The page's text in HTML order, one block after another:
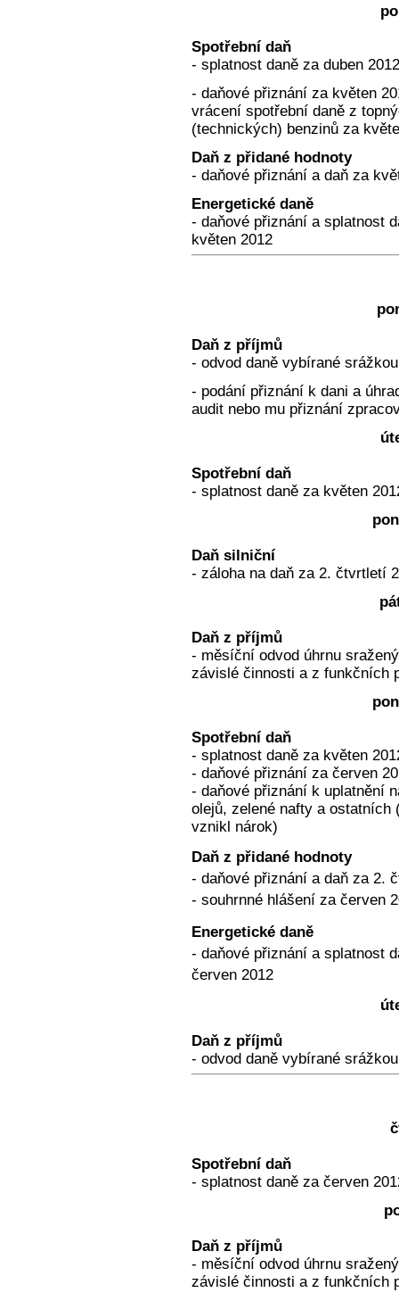
Spotřební daň
- splatnost daně za duben
- daňové přiznání za květen
vrácení spotřební daně z
(technických) benzinů za
Daň z přidané hodnoty
- daňové přiznání a daň za
Energetické daně
- daňové přiznání a splatnost
květen 2012
Daň z příjmů
- odvod daně vybírané
- podání přiznání k dani a
audit nebo mu přiznání
Spotřební daň
- splatnost daně za květen
Daň silniční
- záloha na daň za 2. čtvrtletí
Daň z příjmů
- měsíční odvod úhrnu
závislé činnosti a z funkčních
Spotřební daň
- splatnost daně za květen
- daňové přiznání za červen
- daňové přiznání k uplatnění
olejů, zelené nafty a ostatních
vznikl nárok)
Daň z přidané hodnoty
- daňové přiznání a daň za 2.
- souhrnné hlášení za červen
Energetické daně
- daňové přiznání a splatnost
červen 2012
Daň z příjmů
- odvod daně vybírané
Spotřební daň
- splatnost daně za červen
Daň z příjmů
- měsíční odvod úhrnu
závislé činnosti a z funkčních